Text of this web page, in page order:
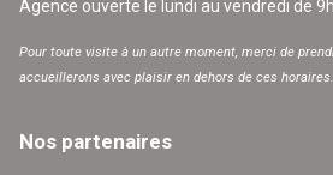
Agence ouverte le lundi au vendredi de
Pour toute visite à un autre moment, merci de
accueillerons avec plaisir en dehors de ces horaires.
Nos partenaires